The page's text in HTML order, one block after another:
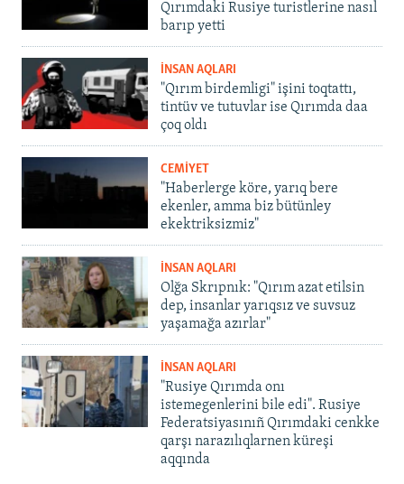
Qırımdaki Rusiye turistlerine nasıl
barıp yetti
İNSAN AQLARI
"Qırım birdemligi" işini toqtattı,
tintüv ve tutuvlar ise Qırımda daa
çoq oldı
CEMİYET
"Haberlerge köre, yarıq bere
ekenler, amma biz bütünley
ekektriksizmiz"
İNSAN AQLARI
Olğa Skrıpnık: "Qırım azat etilsin
dep, insanlar yarıqsız ve suvsuz
yaşamağa azırlar"
İNSAN AQLARI
"Rusiye Qırımda onı
istemegenlerini bile edi". Rusiye
Federatsiyasınıñ Qırımdaki cenkke
qarşı narazılıqlarnen küreşi
aqqında